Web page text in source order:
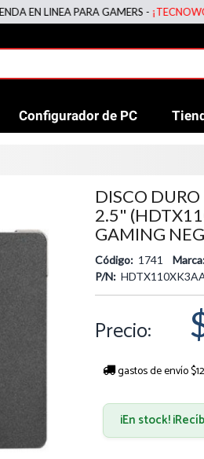
LINEA PARA GAMERS -¡TECNOWOW!
Configurador de PC
DISCO
2.5"
GAMING
Código: 1741
P/N:
Precio:
gastos de envío
¡En stock!